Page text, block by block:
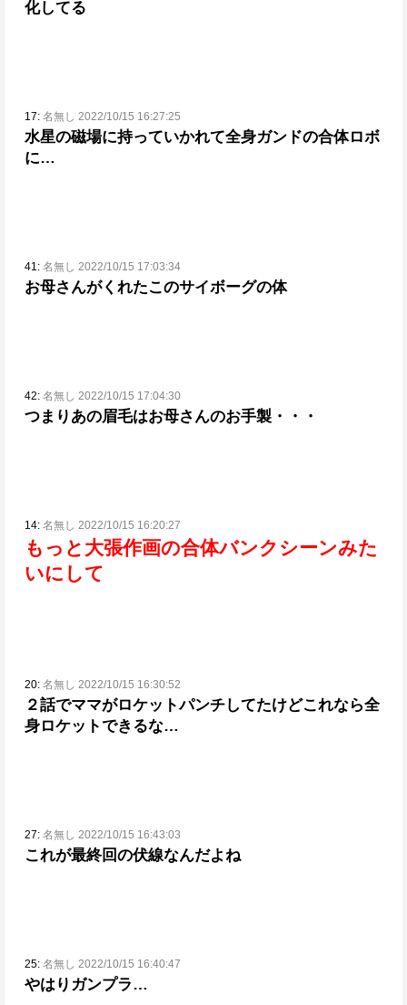
化してる
17: 名無し 2022/10/15 16:27:25
水星の磁場に持っていかれて全身ガンドの合体ロボ
に…
41: 名無し 2022/10/15 17:03:34
お母さんがくれたこのサイボーグの体
42: 名無し 2022/10/15 17:04:30
つまりあの眉毛はお母さんのお手製・・・
14: 名無し 2022/10/15 16:20:27
もっと大張作画の合体バンクシーンみた
いにして
20: 名無し 2022/10/15 16:30:52
２話でママがロケットパンチしてたけどこれなら全
身ロケットできるな…
27: 名無し 2022/10/15 16:43:03
これが最終回の伏線なんだよね
25: 名無し 2022/10/15 16:40:47
やはりガンプラ…